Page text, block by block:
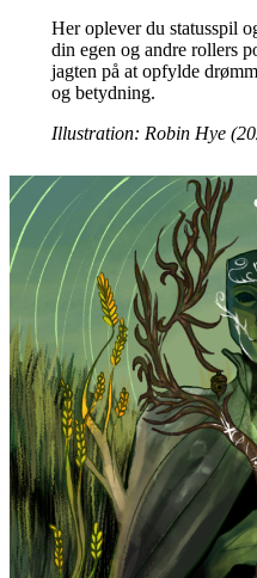
Her oplever du statusspil
din egen og andre rollers
jagten på at opfylde
og betydning.
Illustration: Robin Hye